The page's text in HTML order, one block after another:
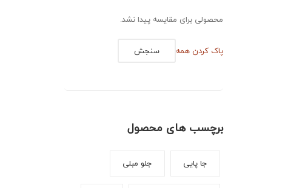
محصولی برای مقایسه پیدا نشد.
پاک کردن همه سنجش
برچسب های محصول
جا پایی جلو مبلی